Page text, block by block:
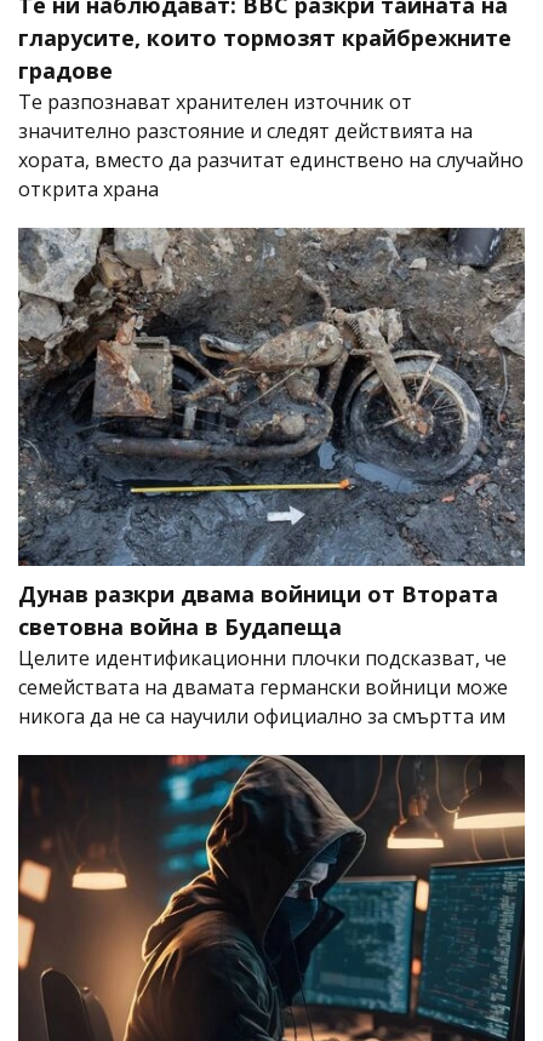
гларусите, които тормозят крайбрежните
градове
Те разпознават хранителен източник от
значително разстояние и следят действията на
хората, вместо да разчитат единствено на случайно
открита храна
Дунав разкри двама войници от Втората
световна война в Будапеща
Целите идентификационни плочки подсказват, че
семействата на двамата германски войници може
никога да не са научили официално за смъртта им